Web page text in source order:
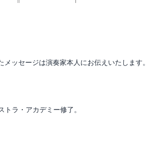
ッセージは演奏家本人にお伝えいたします。
ラ・アカデミー修了。